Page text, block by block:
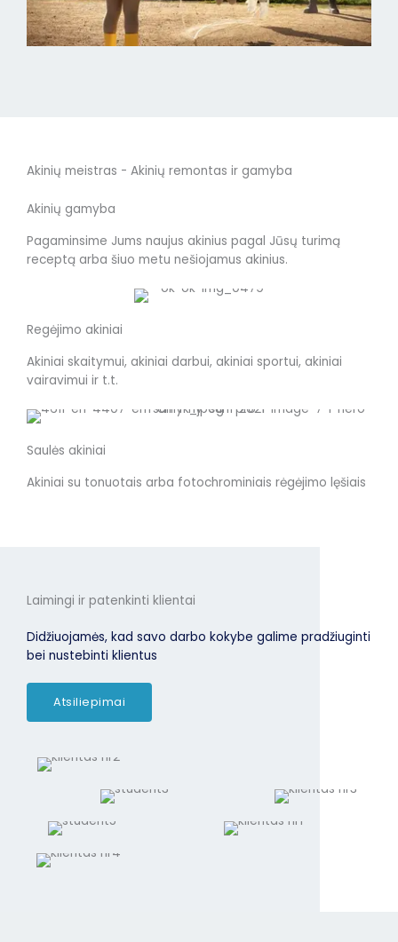
Akinių meistras - Akinių remontas ir gamyba
Akinių gamyba
Pagaminsime Jums naujus akinius pagal Jūsų turimą
receptą arba šiuo metu nešiojamus akinius.
Regėjimo akiniai
Akiniai skaitymui, akiniai darbui, akiniai sportui, akiniai
vairavimui ir t.t.
Saulės akiniai
Akiniai su tonuotais arba fotochrominiais rėgėjimo lęšiais
Laimingi ir patenkinti klientai
Didžiuojamės, kad savo darbo kokybe galime pradžiuginti
bei nustebinti klientus
Atsiliepimai